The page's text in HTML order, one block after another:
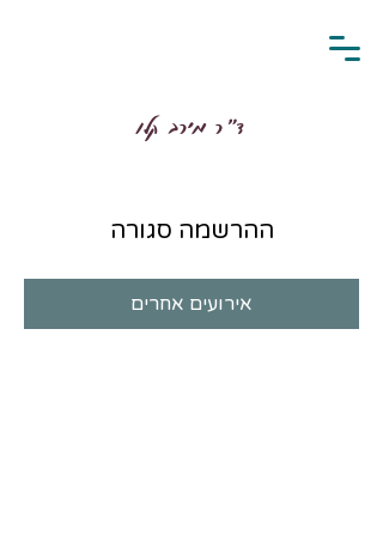
ד״ר מירב קלו
ההרשמה סגורה
אירועים אחרים